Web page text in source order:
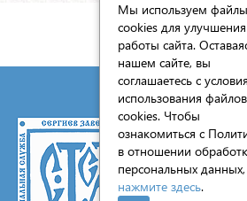
КАРТА САЙТА
© 2026
Троицкой
E-
Создание
Мы используем файлы
cookies для улучшения
работы сайта.
нашем сайте, вы
соглашаетесь с
использования файлов
cookies. Чтобы
ознакомиться с
в отношении
персональных данных,
нажмите здесь.